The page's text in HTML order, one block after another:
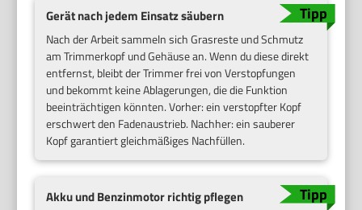
Gerät nach jedem Einsatz säubern
Nach der Arbeit sammeln sich Grasreste und Schmutz
am Trimmerkopf und Gehäuse an. Wenn du diese direkt
entfernst, bleibt der Trimmer frei von Verstopfungen
und bekommt keine Ablagerungen, die die Funktion
beeinträchtigen könnten. Vorher: ein verstopfter Kopf
erschwert den Fadenaustrieb. Nachher: ein sauberer
Kopf garantiert gleichmäßiges Nachfüllen.
Akku und Benzinmotor richtig pflegen